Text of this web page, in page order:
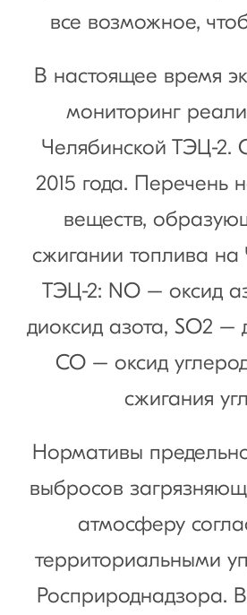
все возможное,
В настоящее время
мониторинг
Челябинской ТЭЦ-2.
2015 года. Перечень
веществ,
сжигании топлива на
ТЭЦ-2: NO – оксид
диоксид азота, SO2 –
СО – оксид
сжигания
Нормативы
выбросов
атмосферу
территориальными
Росприроднадзора.